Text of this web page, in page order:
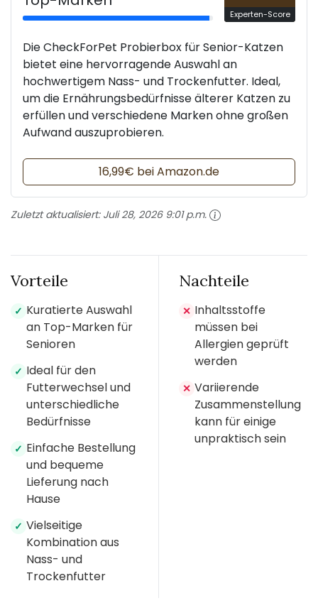
Experten-Score
Die CheckForPet Probierbox für Senior-Katzen
bietet eine hervorragende Auswahl an
hochwertigem Nass- und Trockenfutter. Ideal,
um die Ernährungsbedürfnisse älterer Katzen zu
erfüllen und verschiedene Marken ohne großen
Aufwand auszuprobieren.
16,99€ bei Amazon.de
Zuletzt aktualisiert: Juli 28, 2026 9:01 p.m.
Vorteile
✓ Kuratierte Auswahl
an Top-Marken für
Senioren
✓ Ideal für den
Futterwechsel und
unterschiedliche
Bedürfnisse
✓ Einfache Bestellung
und bequeme
Lieferung nach
Hause
✓ Vielseitige
Kombination aus
Nass- und
Trockenfutter
Nachteile
✕ Inhaltsstoffe
müssen bei
Allergien geprüft
werden
✕ Variierende
Zusammenstellung
kann für einige
unpraktisch sein